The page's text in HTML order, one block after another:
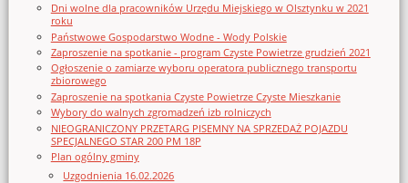
Dni wolne dla pracowników Urzędu Miejskiego w Olsztynku w 2021
roku
Państwowe Gospodarstwo Wodne - Wody Polskie
Zaproszenie na spotkanie - program Czyste Powietrze grudzień 2021
Ogłoszenie o zamiarze wyboru operatora publicznego transportu
zbiorowego
Zaproszenie na spotkania Czyste Powietrze Czyste Mieszkanie
Wybory do walnych zgromadzeń izb rolniczych
NIEOGRANICZONY PRZETARG PISEMNY NA SPRZEDAŻ POJAZDU
SPECJALNEGO STAR 200 PM 18P
Plan ogólny gminy
Uzgodnienia 16.02.2026